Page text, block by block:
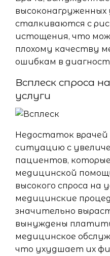
высоконагруженных
сталкиваются с
истощения, что
плохому качеству
ошибкам в
Всплеск спроса
услуги
Недостаток врачей
ситуацию с
пациентов,
медицинской
высокого спроса на
медицинские
значительно
вынуждены
медицинское
что ухудшает их